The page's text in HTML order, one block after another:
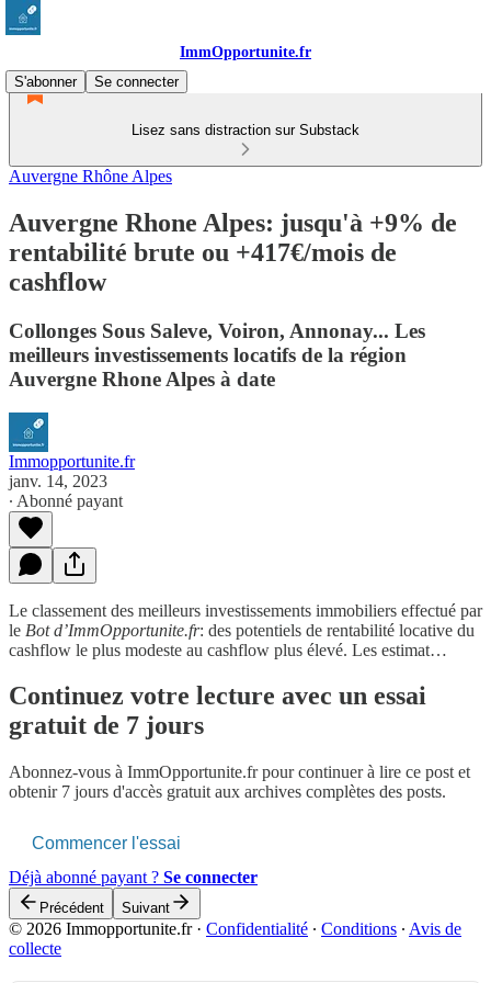
ImmOpportunite.fr
S'abonner
Se connecter
Lisez sans distraction sur Substack
Auvergne Rhône Alpes
Auvergne Rhone Alpes: jusqu'à +9% de
rentabilité brute ou +417€/mois de
cashflow
Collonges Sous Saleve, Voiron, Annonay... Les
meilleurs investissements locatifs de la région
Auvergne Rhone Alpes à date
Immopportunite.fr
janv. 14, 2023
∙ Abonné payant
Le classement des meilleurs investissements immobiliers effectué par
le Bot d’ImmOpportunite.fr: des potentiels de rentabilité locative du
cashflow le plus modeste au cashflow plus élevé. Les estimat…
Continuez votre lecture avec un essai
gratuit de 7 jours
Abonnez-vous à ImmOpportunite.frpour continuer à lire ce post et
obtenir 7 jours d'accès gratuit aux archives complètes des posts.
Commencer l'essai
Déjà abonné payant ? Se connecter
Précédent Suivant
© 2026 Immopportunite.fr· Confidentialité ∙ Conditions ∙ Avis de
collecte